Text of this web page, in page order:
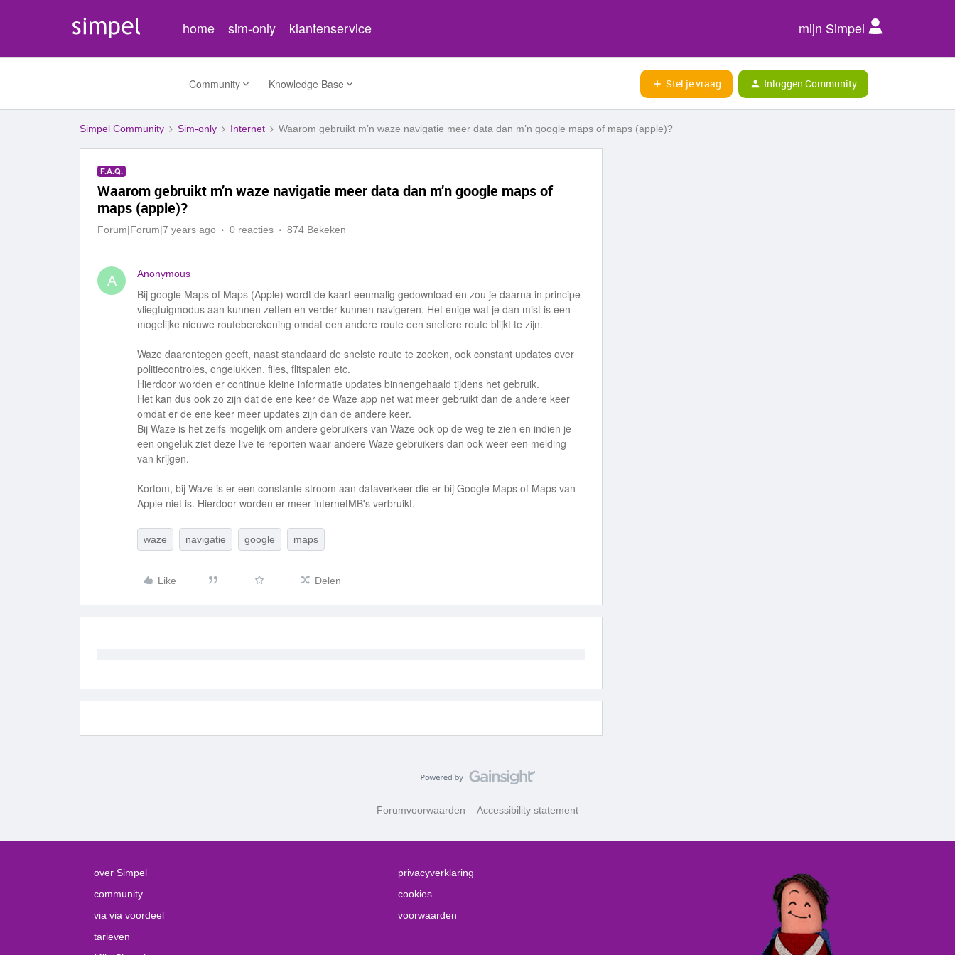
home sim-only klantenservice mijn Simpel
Community Knowledge Base Stel je vraag Inloggen Community
Simpel Community Sim-only Internet Waarom gebruikt m’n waze navigatie meer data dan m’n google maps of maps (apple)?
F.A.Q.
Waarom gebruikt m’n waze navigatie meer data dan m’n google maps of
maps (apple)?
Forum|Forum|7 years ago 0 reacties 874 Bekeken
A Anonymous
Bij google Maps of Maps (Apple) wordt de kaart eenmalig gedownload en zou je daarna in principe
vliegtuigmodus aan kunnen zetten en verder kunnen navigeren. Het enige wat je dan mist is een
mogelijke nieuwe routeberekening omdat een andere route een snellere route blijkt te zijn.
Waze daarentegen geeft, naast standaard de snelste route te zoeken, ook constant updates over
politiecontroles, ongelukken, files, flitspalen etc.
Hierdoor worden er continue kleine informatie updates binnengehaald tijdens het gebruik.
Het kan dus ook zo zijn dat de ene keer de Waze app net wat meer gebruikt dan de andere keer
omdat er de ene keer meer updates zijn dan de andere keer.
Bij Waze is het zelfs mogelijk om andere gebruikers van Waze ook op de weg te zien en indien je
een ongeluk ziet deze live te reporten waar andere Waze gebruikers dan ook weer een melding
van krijgen.
Kortom, bij Waze is er een constante stroom aan dataverkeer die er bij Google Maps of Maps van
Apple niet is. Hierdoor worden er meer internetMB's verbruikt.
waze navigatie google maps
Like Delen
Forumvoorwaarden Accessibility statement
over Simpel
community
via via voordeel
tarieven
privacyverklaring
cookies
voorwaarden